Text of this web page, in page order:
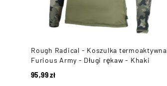
Rough Radical - Koszulka termoaktywna
Furious Army - Długi rękaw - Khaki
95,99zł